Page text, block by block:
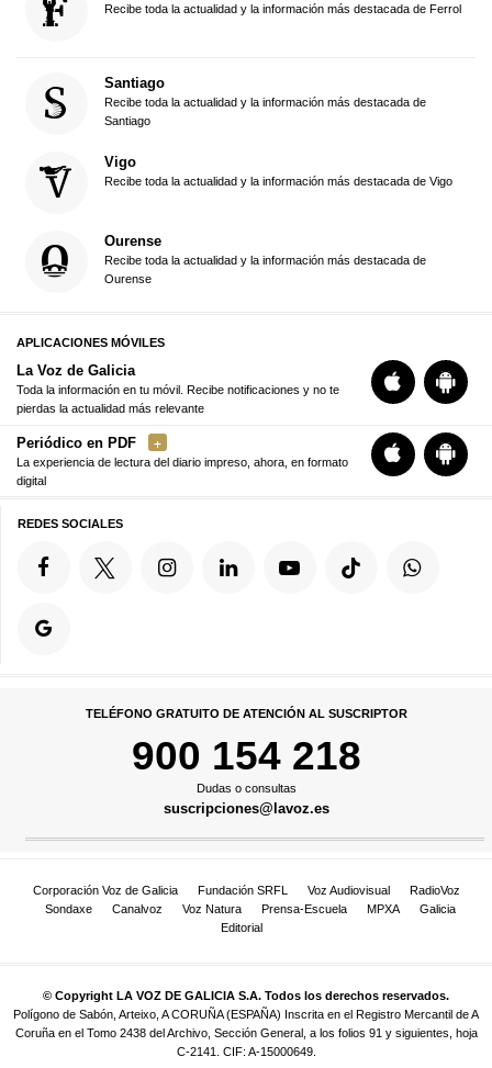
Recibe toda la actualidad y la información más destacada de Ferrol
Santiago
Recibe toda la actualidad y la información más destacada de
Santiago
Vigo
Recibe toda la actualidad y la información más destacada de Vigo
Ourense
Recibe toda la actualidad y la información más destacada de
Ourense
APLICACIONES MÓVILES
La Voz de Galicia
Toda la información en tu móvil. Recibe notificaciones y no te
pierdas la actualidad más relevante
Periódico en PDF
La experiencia de lectura del diario impreso, ahora, en formato
digital
REDES SOCIALES
TELÉFONO GRATUITO DE ATENCIÓN AL SUSCRIPTOR
900 154 218
Dudas o consultas
suscripciones@lavoz.es
Corporación Voz de Galicia Fundación SRFL Voz Audiovisual
RadioVoz
Sondaxe
Canalvoz Voz Natura Prensa-Escuela MPXA
Galicia
Editorial
© Copyright LA VOZ DE GALICIA S.A. Todos los derechos reservados.
Polígono de Sabón, Arteixo, A CORUÑA (ESPAÑA) Inscrita en el Registro Mercantil de A
Coruña en el Tomo 2438 del Archivo, Sección General, a los folios 91 y siguientes, hoja
C-2141. CIF: A-15000649.